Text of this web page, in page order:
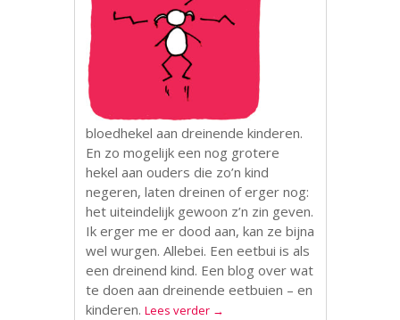
bloedhekel aan dreinende kinderen.
En zo mogelijk een nog grotere
hekel aan ouders die zo’n kind
negeren, laten dreinen of erger nog:
het uiteindelijk gewoon z’n zin geven.
Ik erger me er dood aan, kan ze bijna
wel wurgen. Allebei. Een eetbui is als
een dreinend kind. Een blog over wat
te doen aan dreinende eetbuien – en
kinderen.Lees verder →